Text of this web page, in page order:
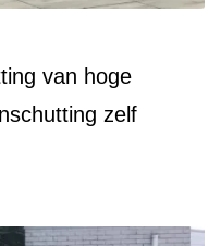
van hoge
zelf